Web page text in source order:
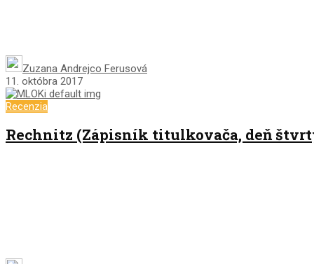
Zuzana Andrejco Ferusová
11. októbra 2017
Recenzia
Rechnitz (Zápisník titulkovača, deň